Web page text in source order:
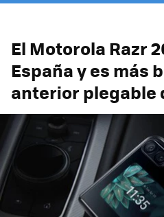
El Motorola Razr
España y es más
anterior plegable